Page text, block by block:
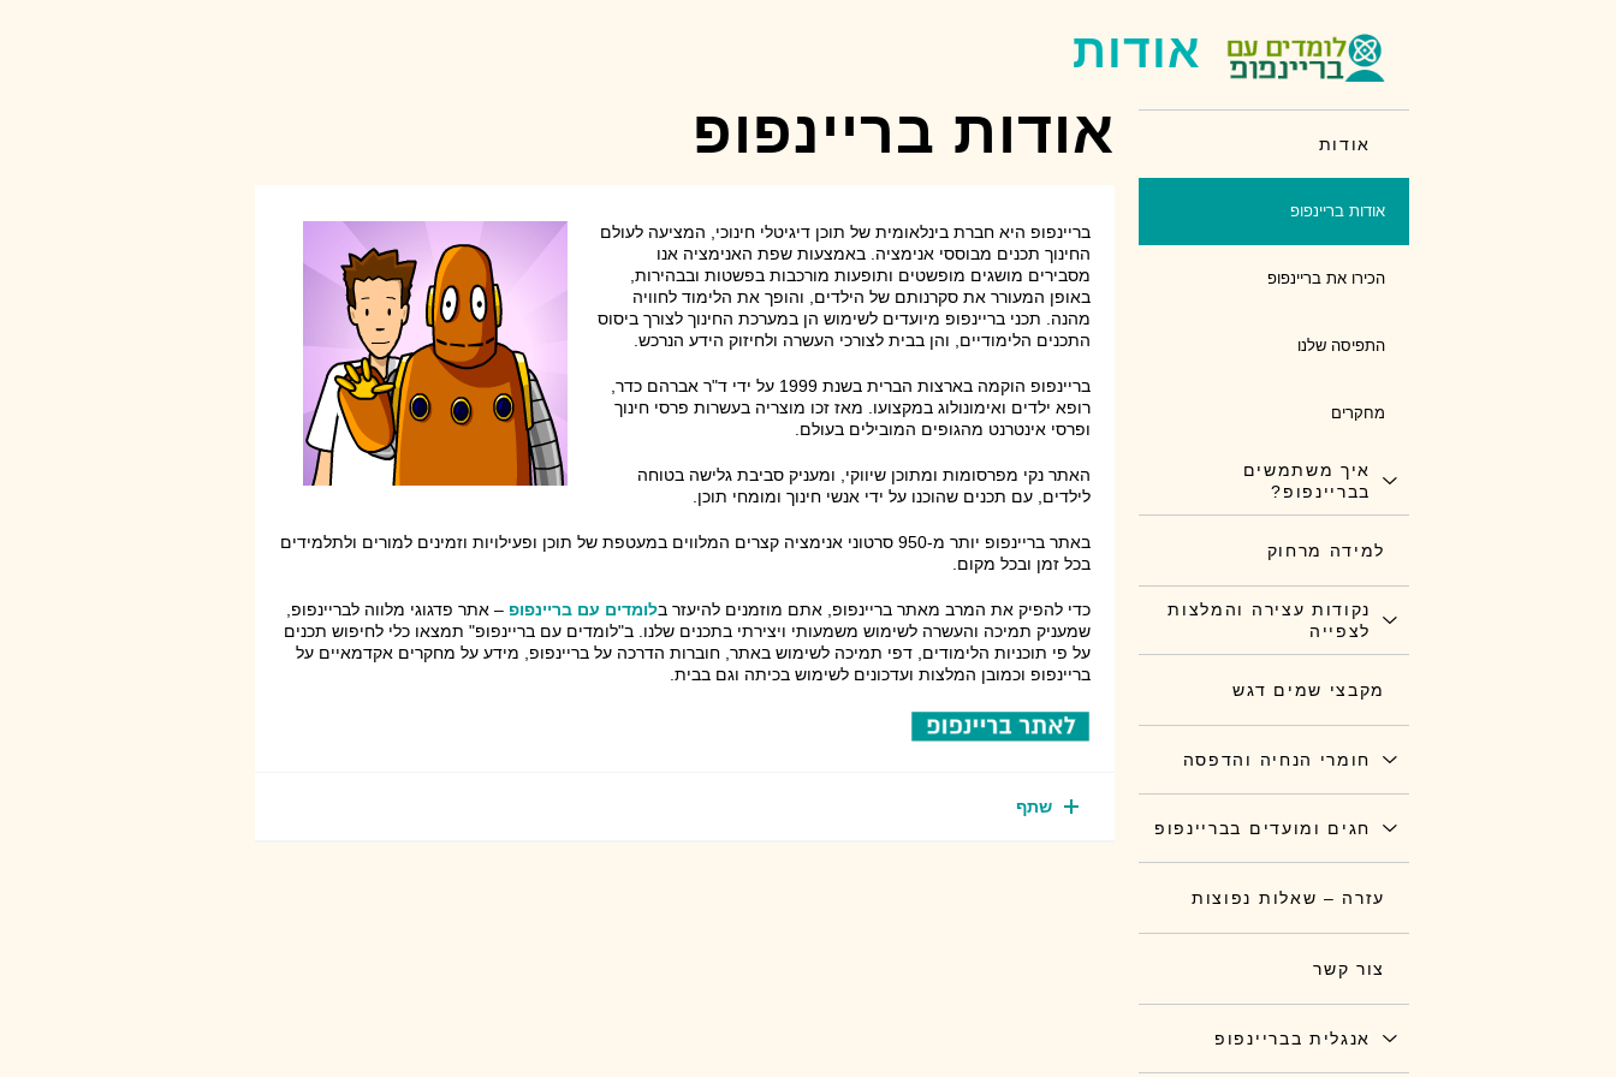
אודות
אודות בריינפופ
בריינפופ היא חברת בינלאומית של תוכן דיגיטלי חינוכי, המציעה לעולם
החינוך תכנים מבוססי אנימציה. באמצעות שפת האנימציה אנו
מסבירים מושגים מופשטים ותופעות מורכבות בפשטות ובבהירות,
באופן המעורר את סקרנותם של הילדים, והופך את הלימוד לחוויה
מהנה. תכני בריינפופ מיועדים לשימוש הן במערכת החינוך לצורך ביסוס
התכנים הלימודיים, והן בבית לצורכי העשרה ולחיזוק הידע הנרכש.
בריינפופ הוקמה בארצות הברית בשנת 1999 על ידי ד"ר אברהם כדר,
רופא ילדים ואימונולוג במקצועו. מאז זכו מוצריה בעשרות פרסי חינוך
ופרסי אינטרנט מהגופים המובילים בעולם.
האתר נקי מפרסומות ומתוכן שיווקי, ומעניק סביבת גלישה בטוחה
לילדים , עם תכנים שהוכנו על ידי אנשי חינוך ומומחי תוכן.
באתר בריינפופ יותר מ-950 סרטוני אנימציה קצרים המלווים במעטפת של תוכן ופעילויות וזמינים למורים ולתלמידים
בכל זמן ובכל מקום.
כדי להפיק את המרב מאתר בריינפופ, אתם מוזמנים להיעזר בלומדים עם בריינפופ – אתר פדגוגי מלווה לבריינפופ,
שמעניק תמיכה והעשרה לשימוש משמעותי ויצירתי בתכנים שלנו. ב"לומדים עם בריינפופ" תמצאו כלי לחיפוש תכנים
על פי תוכניות הלימודים, דפי תמיכה לשימוש באתר, חוברות הדרכה על בריינפופ, מידע על מחקרים אקדמאיים על
בריינפופ וכמובן המלצות ועדכונים לשימוש בכיתה וגם בבית.
שתף
אודות
אודות בריינפופ
הכירו את בריינפופ
התפיסה שלנו
מחקרים
איך משתמשים
בבריינפופ?
למידה מרחוק
נקודות עצירה והמלצות
לצפייה
מקבצי שמים דגש
חומרי הנחיה והדפסה
חגים ומועדים בבריינפופ
עזרה – שאלות נפוצות
צור קשר
אנגלית בבריינפופ